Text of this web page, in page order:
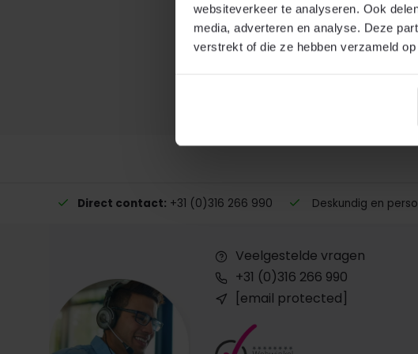
websiteverkeer te analyseren. Ook
media, adverteren en analyse. Deze
verstrekt of die ze hebben verzameld
Toepassing en
Driekwart hulzen
kleurcombinaties.
Direct contact: +31 (0)316 266 990 Deskundig en
Veelgestelde vragen
+31 (0)316 266 990
[email protected]